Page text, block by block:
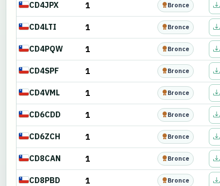
CD4JPX 1 Bronce
CD4LTI 1 Bronce
CD4PQW 1 Bronce
CD4SPF 1 Bronce
CD4VML 1 Bronce
CD6CDD 1 Bronce
CD6ZCH 1 Bronce
CD8CAN 1 Bronce
CD8PBD 1 Bronce